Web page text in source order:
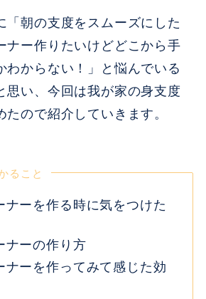
「朝の支度をスムーズにした
ナー作りたいけどどこから手
わからない！」と悩んでいる
思い、今回は我が家の身支度
たので紹介していきます。
ること
ナーを作る時に気をつけた
ナーの作り方
ナーを作ってみて感じた効